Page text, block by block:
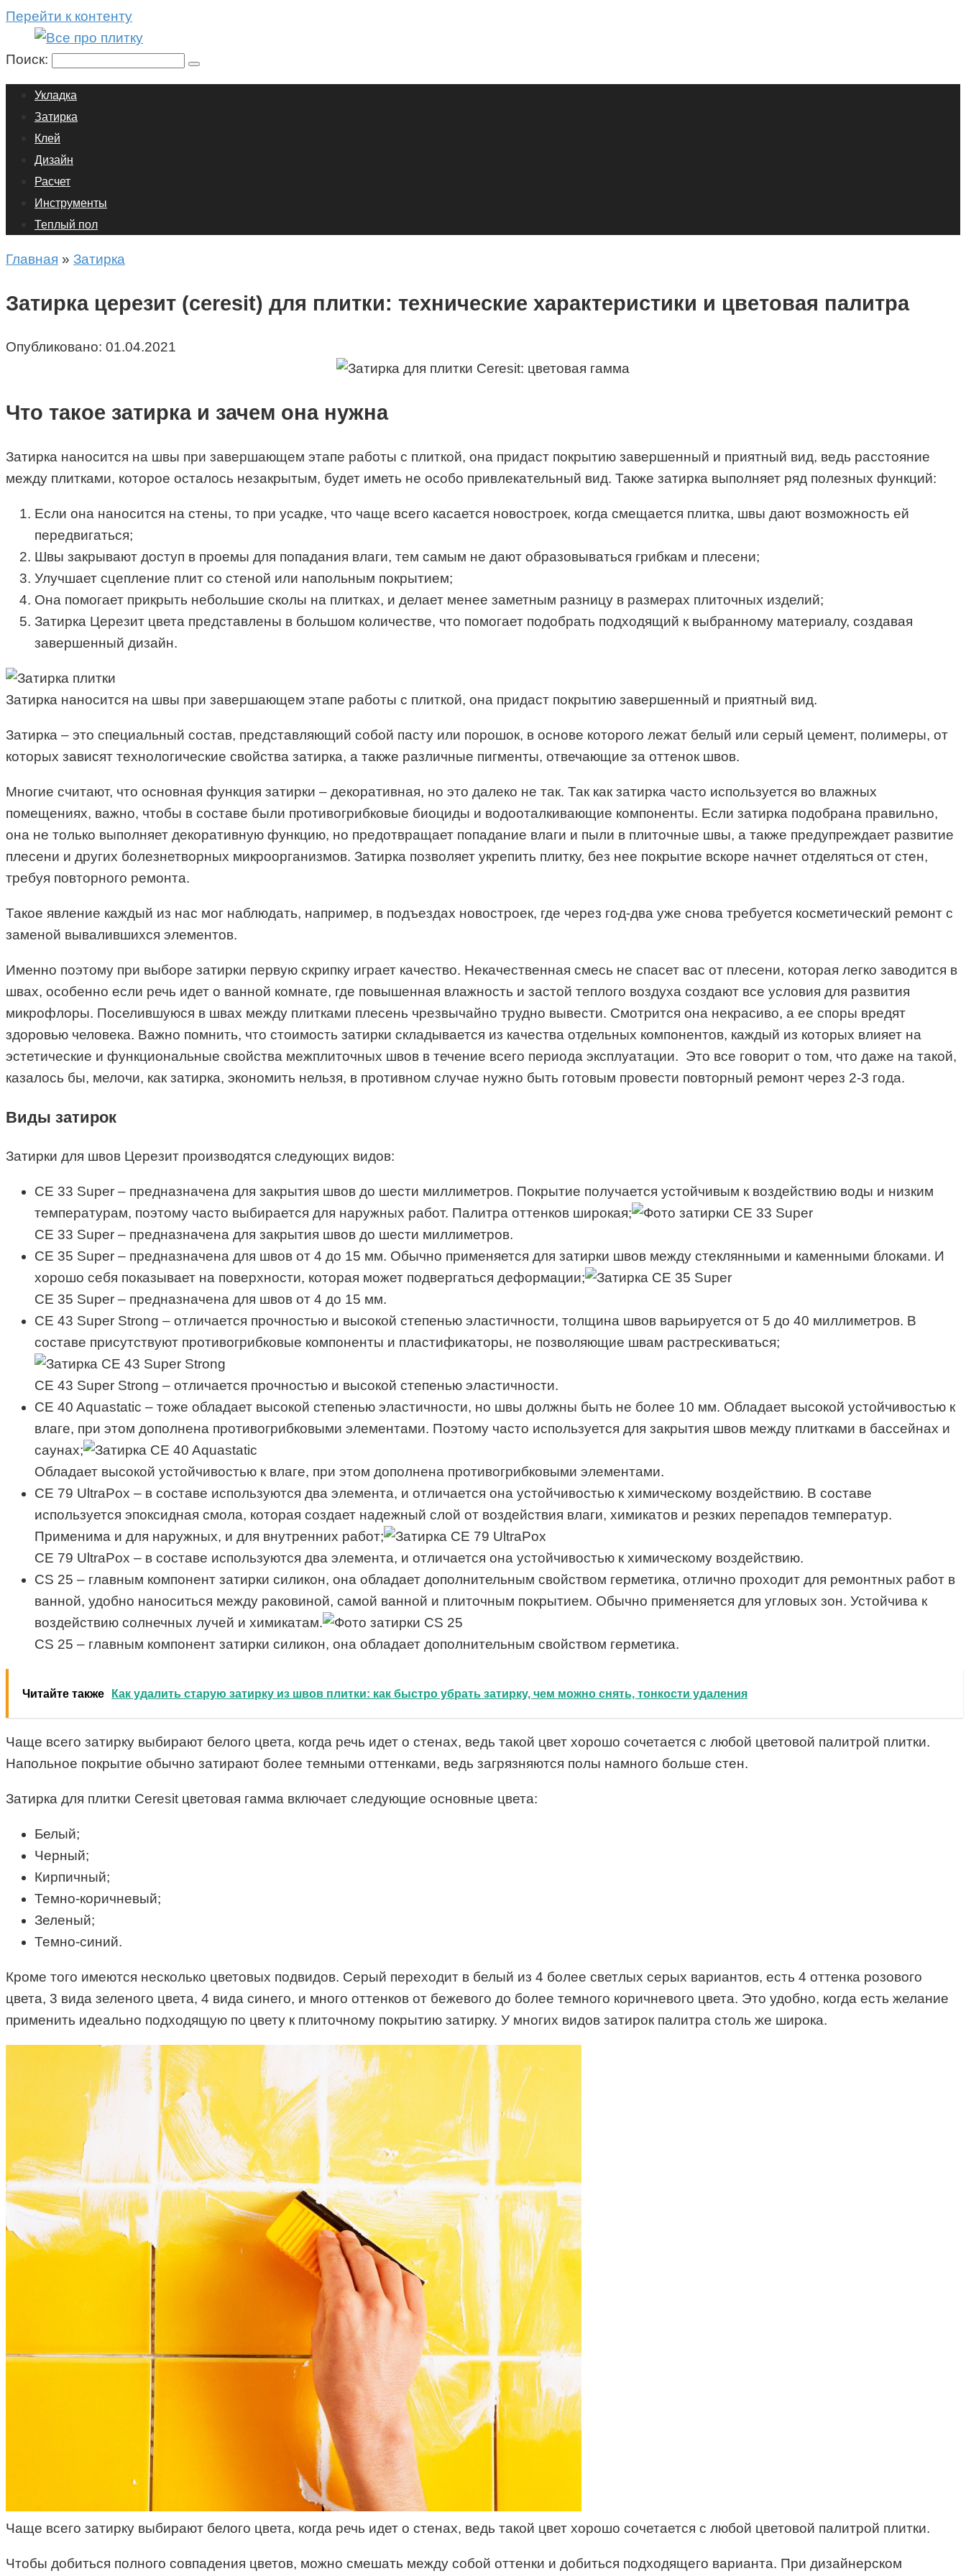
Перейти к контенту
Поиск:
Укладка
Затирка
Клей
Дизайн
Расчет
Инструменты
Теплый пол
Главная » Затирка
Затирка церезит (ceresit) для плитки: технические характеристики и цветовая палитра
Опубликовано: 01.04.2021
Что такое затирка и зачем она нужна
Затирка наносится на швы при завершающем этапе работы с плиткой, она придаст покрытию завершенный и приятный вид, ведь расстояние
между плитками, которое осталось незакрытым, будет иметь не особо привлекательный вид. Также затирка выполняет ряд полезных функций:
Если она наносится на стены, то при усадке, что чаще всего касается новостроек, когда смещается плитка, швы дают возможность ей
передвигаться;
Швы закрывают доступ в проемы для попадания влаги, тем самым не дают образовываться грибкам и плесени;
Улучшает сцепление плит со стеной или напольным покрытием;
Она помогает прикрыть небольшие сколы на плитках, и делает менее заметным разницу в размерах плиточных изделий;
Затирка Церезит цвета представлены в большом количестве, что помогает подобрать подходящий к выбранному материалу, создавая
завершенный дизайн.
Затирка наносится на швы при завершающем этапе работы с плиткой, она придаст покрытию завершенный и приятный вид.
Затирка – это специальный состав, представляющий собой пасту или порошок, в основе которого лежат белый или серый цемент, полимеры, от
которых зависят технологические свойства затирка, а также различные пигменты, отвечающие за оттенок швов.
Многие считают, что основная функция затирки – декоративная, но это далеко не так. Так как затирка часто используется во влажных
помещениях, важно, чтобы в составе были противогрибковые биоциды и водооталкивающие компоненты. Если затирка подобрана правильно,
она не только выполняет декоративную функцию, но предотвращает попадание влаги и пыли в плиточные швы, а также предупреждает развитие
плесени и других болезнетворных микроорганизмов. Затирка позволяет укрепить плитку, без нее покрытие вскоре начнет отделяться от стен,
требуя повторного ремонта.
Такое явление каждый из нас мог наблюдать, например, в подъездах новостроек, где через год-два уже снова требуется косметический ремонт с
заменой вывалившихся элементов.
Именно поэтому при выборе затирки первую скрипку играет качество. Некачественная смесь не спасет вас от плесени, которая легко заводится в
швах, особенно если речь идет о ванной комнате, где повышенная влажность и застой теплого воздуха создают все условия для развития
микрофлоры. Поселившуюся в швах между плитками плесень чрезвычайно трудно вывести. Смотрится она некрасиво, а ее споры вредят
здоровью человека. Важно помнить, что стоимость затирки складывается из качества отдельных компонентов, каждый из которых влияет на
эстетические и функциональные свойства межплиточных швов в течение всего периода эксплуатации. Это все говорит о том, что даже на такой,
казалось бы, мелочи, как затирка, экономить нельзя, в противном случае нужно быть готовым провести повторный ремонт через 2-3 года.
Виды затирок
Затирки для швов Церезит производятся следующих видов:
CE 33 Super – предназначена для закрытия швов до шести миллиметров. Покрытие получается устойчивым к воздействию воды и низким
температурам, поэтому часто выбирается для наружных работ. Палитра оттенков широкая;
CE 33 Super – предназначена для закрытия швов до шести миллиметров.
CE 35 Super – предназначена для швов от 4 до 15 мм. Обычно применяется для затирки швов между стеклянными и каменными блоками. И
хорошо себя показывает на поверхности, которая может подвергаться деформации;
CE 35 Super – предназначена для швов от 4 до 15 мм.
СЕ 43 Super Strong – отличается прочностью и высокой степенью эластичности, толщина швов варьируется от 5 до 40 миллиметров. В
составе присутствуют противогрибковые компоненты и пластификаторы, не позволяющие швам растрескиваться;
СЕ 43 Super Strong – отличается прочностью и высокой степенью эластичности.
CE 40 Aquastatic – тоже обладает высокой степенью эластичности, но швы должны быть не более 10 мм. Обладает высокой устойчивостью к
влаге, при этом дополнена противогрибковыми элементами. Поэтому часто используется для закрытия швов между плитками в бассейнах и
саунах;
Обладает высокой устойчивостью к влаге, при этом дополнена противогрибковыми элементами.
СЕ 79 UltraPox – в составе используются два элемента, и отличается она устойчивостью к химическому воздействию. В составе
используется эпоксидная смола, которая создает надежный слой от воздействия влаги, химикатов и резких перепадов температур.
Применима и для наружных, и для внутренних работ;
СЕ 79 UltraPox – в составе используются два элемента, и отличается она устойчивостью к химическому воздействию.
CS 25 – главным компонент затирки силикон, она обладает дополнительным свойством герметика, отлично проходит для ремонтных работ в
ванной, удобно наноситься между раковиной, самой ванной и плиточным покрытием. Обычно применяется для угловых зон. Устойчива к
воздействию солнечных лучей и химикатам.
CS 25 – главным компонент затирки силикон, она обладает дополнительным свойством герметика.
Читайте также Как удалить старую затирку из швов плитки: как быстро убрать затирку, чем можно снять, тонкости удаления
Чаще всего затирку выбирают белого цвета, когда речь идет о стенах, ведь такой цвет хорошо сочетается с любой цветовой палитрой плитки.
Напольное покрытие обычно затирают более темными оттенками, ведь загрязняются полы намного больше стен.
Затирка для плитки Ceresit цветовая гамма включает следующие основные цвета:
Белый;
Черный;
Кирпичный;
Темно-коричневый;
Зеленый;
Темно-синий.
Кроме того имеются несколько цветовых подвидов. Серый переходит в белый из 4 более светлых серых вариантов, есть 4 оттенка розового
цвета, 3 вида зеленого цвета, 4 вида синего, и много оттенков от бежевого до более темного коричневого цвета. Это удобно, когда есть желание
применить идеально подходящую по цвету к плиточному покрытию затирку. У многих видов затирок палитра столь же широка.
Чаще всего затирку выбирают белого цвета, когда речь идет о стенах, ведь такой цвет хорошо сочетается с любой цветовой палитрой плитки.
Чтобы добиться полного совпадения цветов, можно смешать между собой оттенки и добиться подходящего варианта. При дизайнерском